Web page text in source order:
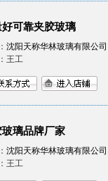
好可靠夹胶玻璃
沈阳天称华林玻璃有限公司
王工
玻璃品牌厂家
沈阳天称华林玻璃有限公司
王工